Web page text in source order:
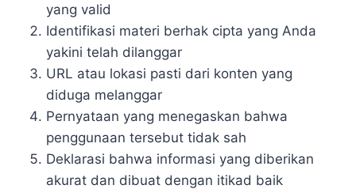
yang valid
Identifikasi materi berhak cipta yang Anda
yakini telah dilanggar
URL atau lokasi pasti dari konten yang
diduga melanggar
Pernyataan yang menegaskan bahwa
penggunaan tersebut tidak sah
Deklarasi bahwa informasi yang diberikan
akurat dan dibuat dengan itikad baik